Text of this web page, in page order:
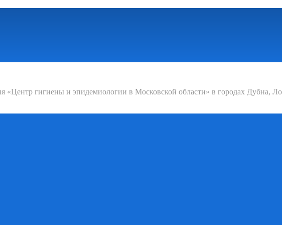
«Центр гигиены и эпидемиологии в Московской области» в городах Дубна,